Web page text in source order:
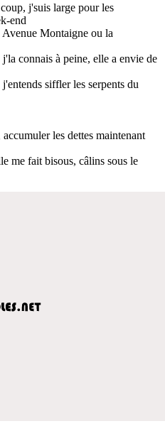
j'suis large pour les
end
Montaigne ou la
connais à peine, elle a envie de
siffler les serpents du
les dettes maintenant
me fait bisous, câlins sous le